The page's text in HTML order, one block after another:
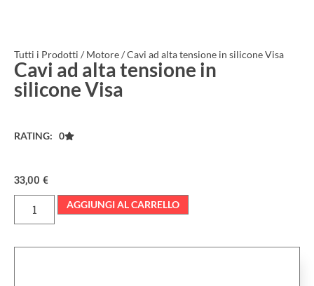
Tutti i Prodotti / Motore/ Cavi ad alta tensione in silicone Visa
Cavi ad alta tensione in
silicone Visa
RATING: 0
33,00 €
AGGIUNGI AL CARRELLO